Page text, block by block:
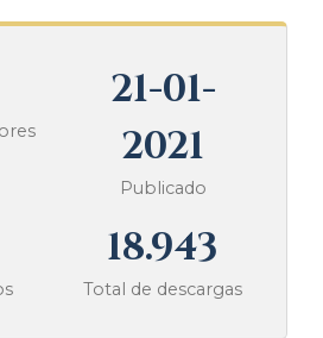
21-01-
2021
Publicado
18.943
Total de descargas